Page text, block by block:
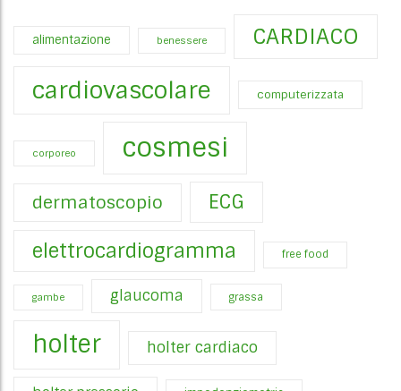
alimentazione benessere CARDIACO
cardiovascolare computerizzata
corporeo cosmesi
dermatoscopio ECG
elettrocardiogramma free food
gambe glaucoma grassa
holter holter cardiaco